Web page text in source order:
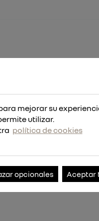
mejorar su
utilizar.
política de cookies
opcionales Aceptar